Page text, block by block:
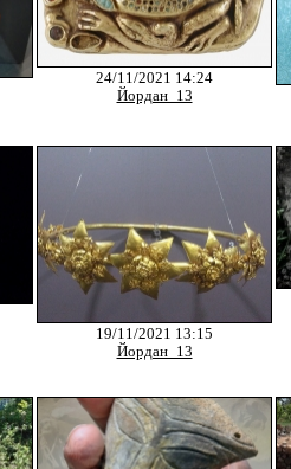
24/11/2021 14:24
Йордан_13
19/11/2021 13:15
Йордан_13